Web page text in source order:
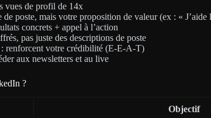
vues de profil de 14x
de poste, mais votre proposition de valeur (ex : «
concrets + appel à l’action
pas juste des descriptions de poste
: renforcent votre crédibilité (E-E-A-T)
aux newsletters et au live
?
Objectif